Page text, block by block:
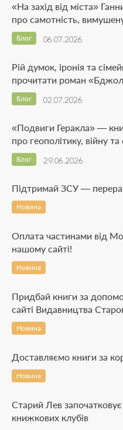
«На захід від міста»
про самотність,
06.07.2026
Блог
Рій думок, іронія та
прочитати роман
02.07.2026
Блог
«Подвиги Геракла» —
про геополітику, війну
29.06.2026
Блог
Підтримай ЗСУ —
Новина
Оплата частинами від
нашому сайті!
Новина
Придбай книги за
сайті Видавництва
Новина
Доставляємо книги за
Новина
Старий Лев
книжкових клубів